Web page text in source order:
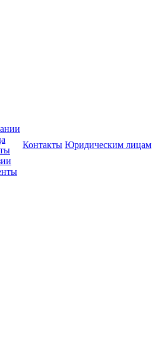
Контакты Юридическим лицам